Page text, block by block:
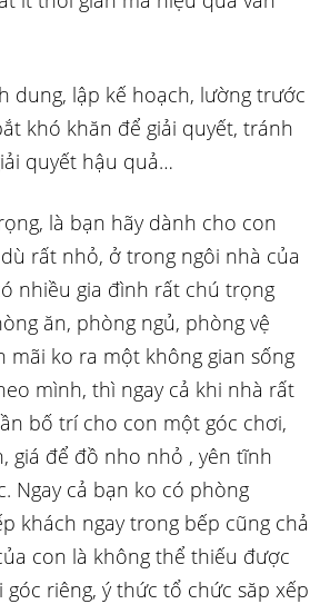
dung, lập kế hoạch, lường trước
khó khăn để giải quyết, tránh
quyết hậu quả…
là bạn hãy dành cho con
rất nhỏ, ở trong ngôi nhà của
nhiều gia đình rất chú trọng
ăn, phòng ngủ, phòng vệ
mãi ko ra một không gian sống
mình, thì ngay cả khi nhà rất
bố trí cho con một góc chơi,
giá để đồ nho nhỏ , yên tĩnh
Ngay cả bạn ko có phòng
khách ngay trong bếp cũng chả
con là không thể thiếu được
góc riêng, ý thức tổ chức săp xếp